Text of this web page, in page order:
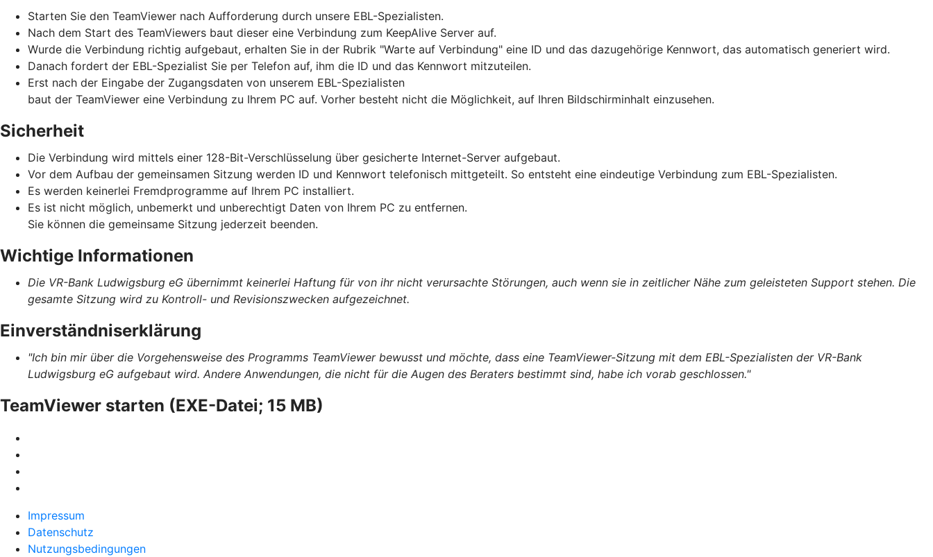
Starten Sie den TeamViewer nach Aufforderung durch unsere EBL-Spezialisten.
Nach dem Start des TeamViewers baut dieser eine Verbindung zum KeepAlive Server auf.
Wurde die Verbindung richtig aufgebaut, erhalten Sie in der Rubrik "Warte auf Verbindung" eine ID und das dazugehörige Kennwort, das automatisch generiert wird.
Danach fordert der EBL-Spezialist Sie per Telefon auf, ihm die ID und das Kennwort mitzuteilen.
Erst nach der Eingabe der Zugangsdaten von unserem EBL-Spezialisten
baut der TeamViewer eine Verbindung zu Ihrem PC auf. Vorher besteht nicht die Möglichkeit, auf Ihren Bildschirminhalt einzusehen.
Sicherheit
Die Verbindung wird mittels einer 128-Bit-Verschlüsselung über gesicherte Internet-Server aufgebaut.
Vor dem Aufbau der gemeinsamen Sitzung werden ID und Kennwort telefonisch mittgeteilt. So entsteht eine eindeutige Verbindung zum EBL-Spezialisten.
Es werden keinerlei Fremdprogramme auf Ihrem PC installiert.
Es ist nicht möglich, unbemerkt und unberechtigt Daten von Ihrem PC zu entfernen.
Sie können die gemeinsame Sitzung jederzeit beenden.
Wichtige Informationen
Die VR-Bank Ludwigsburg eG übernimmt keinerlei Haftung für von ihr nicht verursachte Störungen, auch wenn sie in zeitlicher Nähe zum geleisteten Support stehen. Die
gesamte Sitzung wird zu Kontroll- und Revisionszwecken aufgezeichnet.
Einverständniserklärung
"Ich bin mir über die Vorgehensweise des Programms TeamViewer bewusst und möchte, dass eine TeamViewer-Sitzung mit dem EBL-Spezialisten der VR-Bank
Ludwigsburg eG aufgebaut wird. Andere Anwendungen, die nicht für die Augen des Beraters bestimmt sind, habe ich vorab geschlossen."
TeamViewer starten (EXE-Datei; 15 MB)
Impressum
Datenschutz
Nutzungsbedingungen